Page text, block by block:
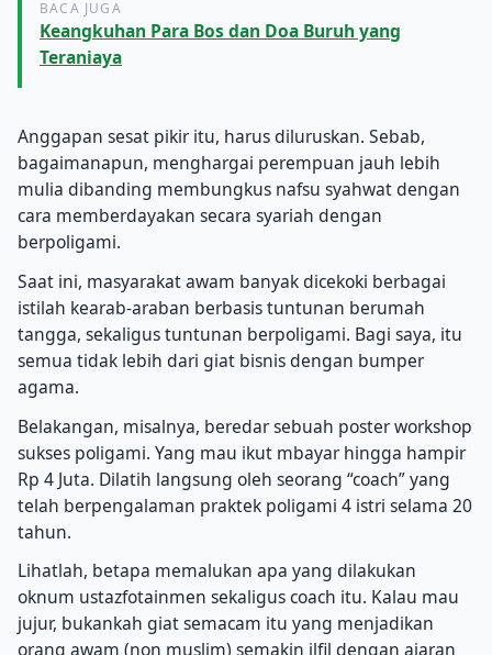
BACA JUGA
Keangkuhan Para Bos dan Doa Buruh yang
Teraniaya
Anggapan sesat pikir itu, harus diluruskan. Sebab,
bagaimanapun, menghargai perempuan jauh lebih
mulia dibanding membungkus nafsu syahwat dengan
cara memberdayakan secara syariah dengan
berpoligami.
Saat ini, masyarakat awam banyak dicekoki berbagai
istilah kearab-araban berbasis tuntunan berumah
tangga, sekaligus tuntunan berpoligami. Bagi saya, itu
semua tidak lebih dari giat bisnis dengan bumper
agama.
Belakangan, misalnya, beredar sebuah poster workshop
sukses poligami. Yang mau ikut mbayar hingga hampir
Rp 4 Juta. Dilatih langsung oleh seorang “coach” yang
telah berpengalaman praktek poligami 4 istri selama 20
tahun.
Lihatlah, betapa memalukan apa yang dilakukan
oknum ustazfotainmen sekaligus coach itu. Kalau mau
jujur, bukankah giat semacam itu yang menjadikan
orang awam (non muslim) semakin ilfil dengan ajaran